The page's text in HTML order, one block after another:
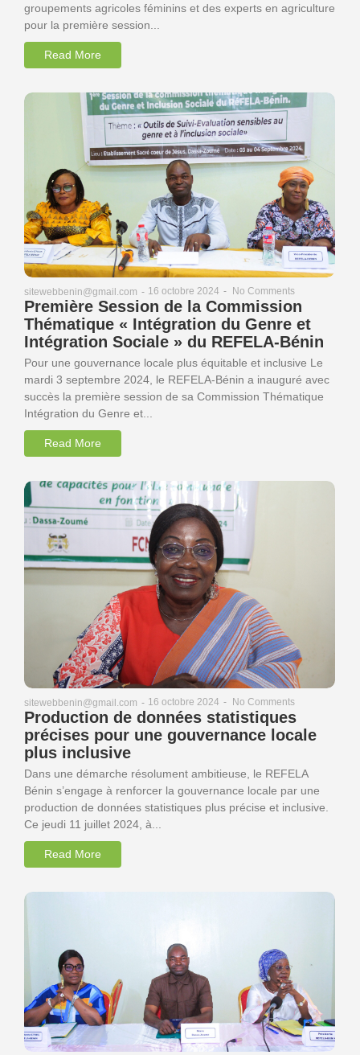
groupements agricoles féminins et des experts en agriculture
pour la première session...
Read More
sitewebbenin@gmail.com - 16 octobre 2024 - No Comments
Première Session de la Commission
Thématique « Intégration du Genre et
Intégration Sociale » du REFELA-Bénin
Pour une gouvernance locale plus équitable et inclusive Le
mardi 3 septembre 2024, le REFELA-Bénin a inauguré avec
succès la première session de sa Commission Thématique
Intégration du Genre et...
Read More
sitewebbenin@gmail.com - 16 octobre 2024 - No Comments
Production de données statistiques
précises pour une gouvernance locale
plus inclusive
Dans une démarche résolument ambitieuse, le REFELA
Bénin s’engage à renforcer la gouvernance locale par une
production de données statistiques plus précise et inclusive.
Ce jeudi 11 juillet 2024, à...
Read More